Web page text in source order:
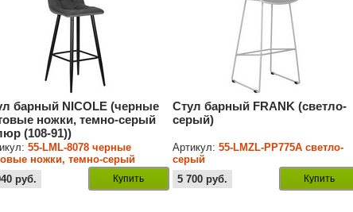
барный NICOLE (черные
ножки, темно-серый
(108-91))
55-LML-8078 черные
ножки, темно-серый
(108-91)
руб. Купить
Стул барный FRANK (светло-
серый)
Артикул:55-LMZL-PP775A светло-
серый
5 700 руб. Купить